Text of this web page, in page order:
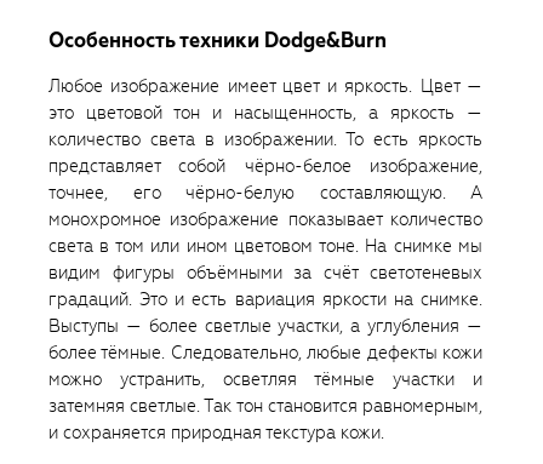
Особенность техники Dodge&Burn
Любое изображение имеет цвет и яркость. Цвет —
это цветовой тон и насыщенность, а яркость —
количество света в изображении. То есть яркость
представляет собой чёрно-белое изображение,
точнее, его чёрно-белую составляющую. А
монохромное изображение показывает количество
света в том или ином цветовом тоне. На снимке мы
видим фигуры объёмными за счёт светотеневых
градаций. Это и есть вариация яркости на снимке.
Выступы — более светлые участки, а углубления —
более тёмные. Следовательно, любые дефекты кожи
можно устранить, осветляя тёмные участки и
затемняя светлые. Так тон становится равномерным,
и сохраняется природная текстура кожи.